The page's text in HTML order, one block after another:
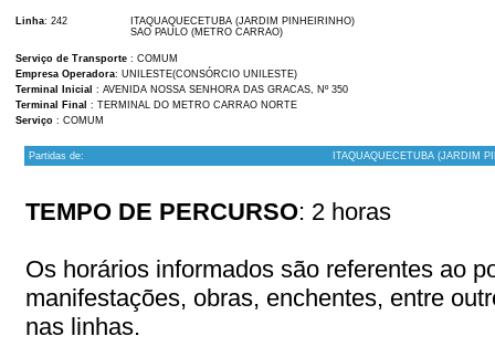
Linha: 242
ITAQUAQUECETUBA (JARDIM PINHEIRINHO)
SAO PAULO (METRO CARRAO)
Serviço de Transporte : COMUM
Empresa Operadora: UNILESTE(CONSÓRCIO UNILESTE)
Terminal Inicial : AVENIDA NOSSA SENHORA DAS GRACAS, Nº 350
Terminal Final : TERMINAL DO METRO CARRAO NORTE
Serviço : COMUM
Partidas de: ITAQUAQUECETUBA (JARDIM
TEMPO DE PERCURSO: 2 horas
Os horários informados são referentes ao
manifestações, obras, enchentes, entre
nas linhas.